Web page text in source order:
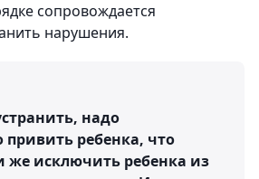
сопровождается
нарушения.
надо
привить ребенка, что
же исключить ребенка из